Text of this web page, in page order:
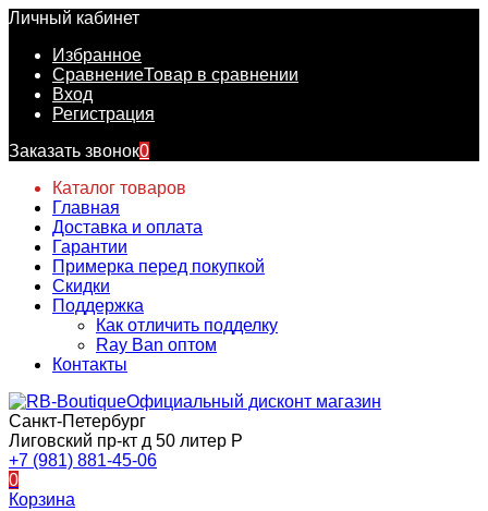
Личный кабинет
Избранное
СравнениеТовар в сравнении
Вход
Регистрация
Заказать звонок0
Каталог товаров
Главная
Доставка и оплата
Гарантии
Примерка перед покупкой
Скидки
Поддержка
Как отличить подделку
Ray Ban оптом
Контакты
Официальный дисконт магазин
Санкт-Петербург
Лиговский пр-кт д 50 литер Р
+7 (981) 881-45-06
0
Корзина